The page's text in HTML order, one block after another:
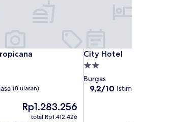
(8 ulasan)
Harga
sekarang
Rp1.283.256
total Rp1.412.426
City Hotel
City Hotel
Properti
bintang
2.0
Burgas
9.2
9,2/10 Istimewa